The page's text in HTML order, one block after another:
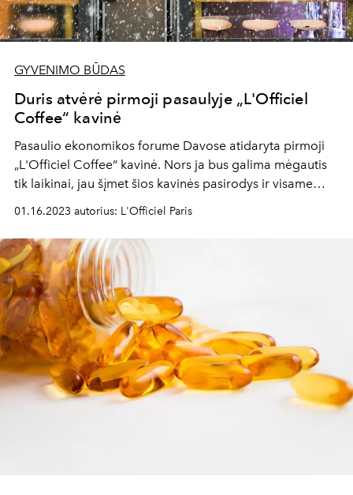
GYVENIMO BŪDAS
Duris atvėrė pirmoji pasaulyje „L'Officiel
Coffee“ kavinė
Pasaulio ekonomikos forume Davose atidaryta pirmoji
„L'Officiel Coffee“ kavinė. Nors ja bus galima mėgautis
tik laikinai, jau šįmet šios kavinės pasirodys ir visame
01.16.2023 autorius: L'Officiel Paris